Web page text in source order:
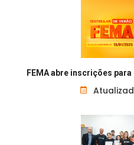
FEMA abre inscrições